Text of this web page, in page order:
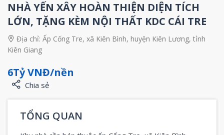
NHÀ YẾN XÂY HOÀN THIỆN DIỆN TÍCH
LỚN, TẶNG KÈM NỘI THẤT KDC CÁI TRE
Địa chỉ: Ấp Cống Tre, xã Kiên Bình, huyện Kiên Lương, tỉnh
Kiên Giang
6Tỷ VNĐ/nền
Chia sẻ
TỔNG QUAN